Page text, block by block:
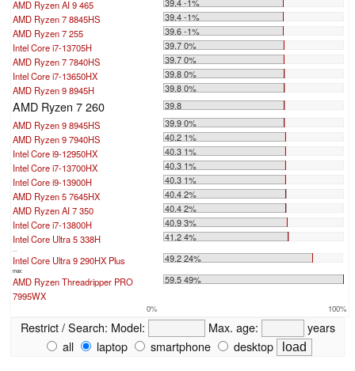
AMD Ryzen AI 9 465
AMD Ryzen 7 8845HS
39.4 -1%
AMD Ryzen 7 255
39.6 -1%
Intel Core i7-13705H
39.7 0%
AMD Ryzen 7 7840HS
39.7 0%
Intel Core i7-13650HX
39.8 0%
AMD Ryzen 9 8945H
39.8 0%
AMD Ryzen 7 260
39.8
AMD Ryzen 9 8945HS
39.9 0%
AMD Ryzen 9 7940HS
40.2 1%
Intel Core i9-12950HX
40.3 1%
Intel Core i7-13700HX
40.3 1%
Intel Core i9-13900H
40.3 1%
AMD Ryzen 5 7645HX
40.4 2%
AMD Ryzen AI 7 350
40.4 2%
Intel Core i7-13800H
40.9 3%
Intel Core Ultra 5 338H
41.2 4%
Intel Core Ultra 9 290HX Plus 49.2 24%
max:
AMD Ryzen Threadripper PRO
7995WX
59.5 49%
0% 100%
Restrict / Search: Model: Max. age:
years
all
laptop smartphone desktop